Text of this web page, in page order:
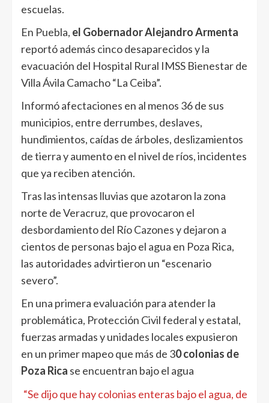
escuelas.
En Puebla, el Gobernador Alejandro Armenta
reportó además cinco desaparecidos y la
evacuación del Hospital Rural IMSS Bienestar de
Villa Ávila Camacho “La Ceiba”.
Informó afectaciones en al menos 36 de sus
municipios, entre derrumbes, deslaves,
hundimientos, caídas de árboles, deslizamientos
de tierra y aumento en el nivel de ríos, incidentes
que ya reciben atención.
Tras las intensas lluvias que azotaron la zona
norte de Veracruz, que provocaron el
desbordamiento del Río Cazones y dejaron a
cientos de personas bajo el agua en Poza Rica,
las autoridades advirtieron un “escenario
severo”.
En una primera evaluación para atender la
problemática, Protección Civil federal y estatal,
fuerzas armadas y unidades locales expusieron
en un primer mapeo que más de 30 colonias de
Poza Rica se encuentran bajo el agua
“Se dijo que hay colonias enteras bajo el agua, de